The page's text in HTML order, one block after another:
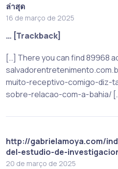
ล่าสุด
16 de março de 2025
… [Trackback]
[…] There you can find 89968
muito-receptivo-comigo-diz-
sobre-relacao-com-a-bahia/
http://gabrielamoya.com/
del-estudio-de-
20 de março de 2025